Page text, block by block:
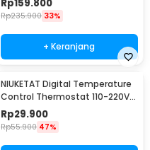
Rp159.800
Rp235.900 33%
+ Keranjang
NIUKETAT Digital Temperature
Control Thermostat 110-220V
Sensor - W3230
Rp29.900
Rp55.900 47%